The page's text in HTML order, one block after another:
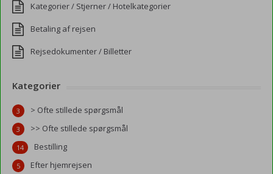
Kategorier / Stjerner / Hotelkategorier
Betaling af rejsen
Rejsedokumenter / Billetter
Kategorier
> Ofte stillede spørgsmål
3
>> Ofte stillede spørgsmål
3
Bestilling
14
Efter hjemrejsen
5